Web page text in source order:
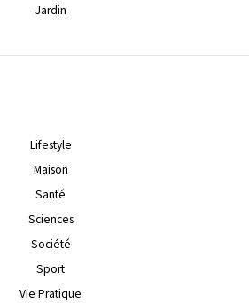
Jardin
Lifestyle
Maison
Santé
Sciences
Société
Sport
Vie Pratique